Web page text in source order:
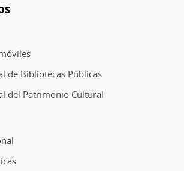
de Bibliotecas Públicas
del Patrimonio Cultural